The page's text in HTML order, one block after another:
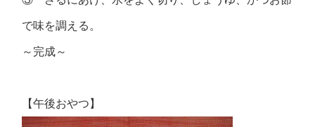
で味を調える。
～完成～
【午後おやつ】